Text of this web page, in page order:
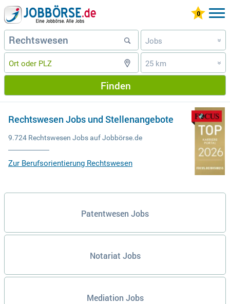
Jobs »
25 km »
Finden
Rechtswesen Jobs und Stellenangebote
9.724 Rechtswesen Jobs auf Jobbörse.de
Zur Berufsorientierung Rechtswesen
Patentwesen Jobs
Notariat Jobs
Mediation Jobs